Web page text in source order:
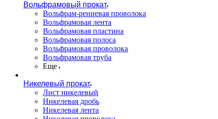
Вольфрамовый прокат
Вольфрам-рениевая проволока
Вольфрамовая лента
Вольфрамовая пластина
Вольфрамовая полоса
Вольфрамовая проволока
Вольфрамовая труба
Еще
Никелевый прокат
Лист никелевый
Никелевая дробь
Никелевая лента